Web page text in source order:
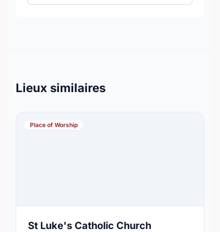
Lieux similaires
Place of Worship
St Luke's Catholic Church